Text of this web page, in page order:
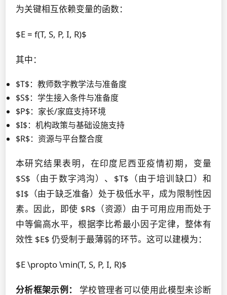
为关键相互依赖变量的函数：
$E = f(T, S, P, I, R)$
其中：
$T$：教师数字教学法与准备度
$S$：学生接入条件与准备度
$P$：家长/家庭支持环境
$I$：机构政策与基础设施支持
$R$：资源与平台整合度
本研究结果表明，在印度尼西亚疫情初期，变量
$S$（由于数字鸿沟）、$T$（由于培训缺口）和
$I$（由于缺乏准备）处于极低水平，成为限制性因
素。因此，即使 $R$（资源）由于可用应用而处于
中等偏高水平，根据李比希最小因子定律，整体有
效性 $E$ 仍受制于最薄弱的环节。这可以建模为：
$E \propto \min(T, S, P, I, R)$
分析框架示例：
学校管理者可以使用此模型来诊断